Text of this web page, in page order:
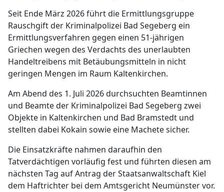
Seit Ende März 2026 führt die Ermittlungsgruppe
Rauschgift der Kriminalpolizei Bad Segeberg ein
Ermittlungsverfahren gegen einen 51-jährigen
Griechen wegen des Verdachts des unerlaubten
Handeltreibens mit Betäubungsmitteln in nicht
geringen Mengen im Raum Kaltenkirchen.
Am Abend des 1. Juli 2026 durchsuchten Beamtinnen
und Beamte der Kriminalpolizei Bad Segeberg zwei
Objekte in Kaltenkirchen und Bad Bramstedt und
stellten dabei Kokain sowie eine Machete sicher.
Die Einsatzkräfte nahmen daraufhin den
Tatverdächtigen vorläufig fest und führten diesen am
nächsten Tag auf Antrag der Staatsanwaltschaft Kiel
dem Haftrichter bei dem Amtsgericht Neumünster vor.